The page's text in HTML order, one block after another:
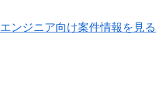
エンジニア向け案件情報を見る